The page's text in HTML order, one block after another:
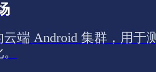
端 Android 集群，用于